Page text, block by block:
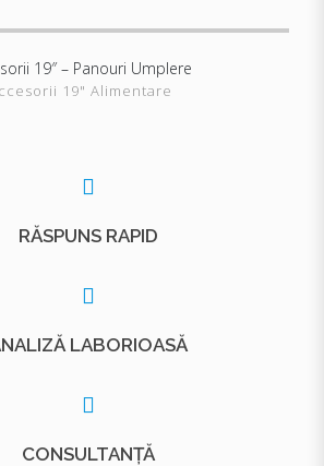
ARATĂ DETALII
19″ – Panouri Umplere
19" Alimentare
RĂSPUNS RAPID
LABORIOASĂ
CONSULTANȚĂ